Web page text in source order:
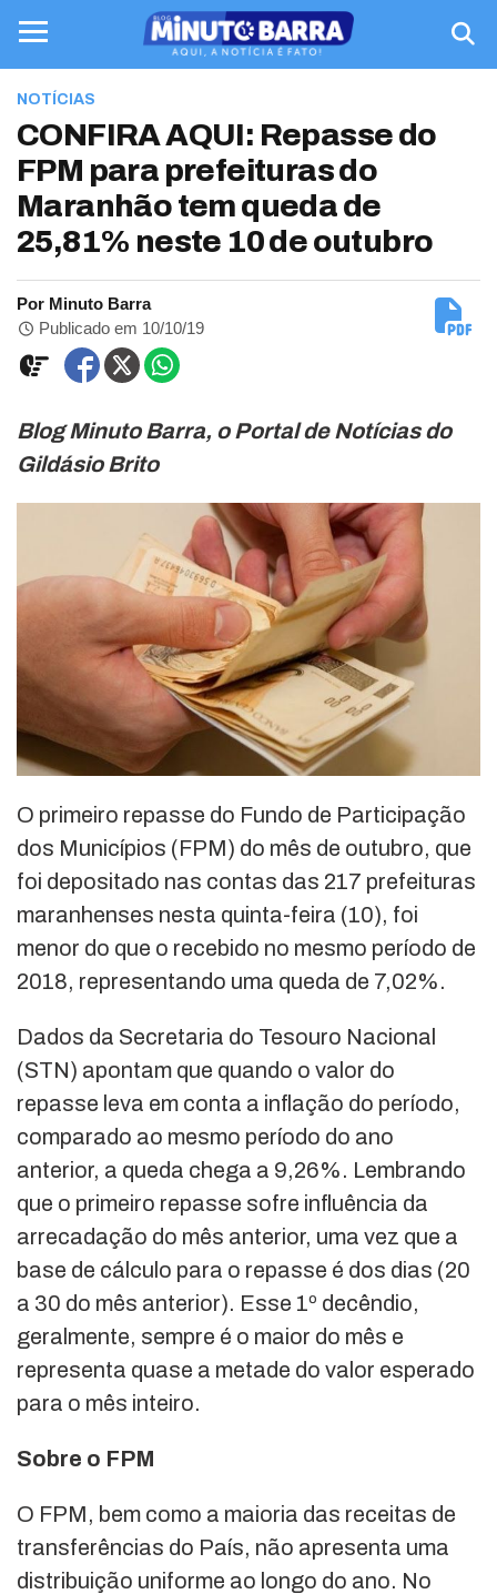
NOTÍCIAS
CONFIRA AQUI: Repasse do
FPM para prefeituras do
Maranhão tem queda de
25,81% neste 10 de outubro
Por Minuto Barra
Publicado em 10/10/19
Blog Minuto Barra, o Portal de Notícias do
Gildásio Brito
O primeiro repasse do Fundo de Participação
dos Municípios (FPM) do mês de outubro, que
foi depositado nas contas das 217 prefeituras
maranhenses nesta quinta-feira (10), foi
menor do que o recebido no mesmo período de
2018, representando uma queda de 7,02%.
Dados da Secretaria do Tesouro Nacional
(STN) apontam que quando o valor do
repasse leva em conta a inflação do período,
comparado ao mesmo período do ano
anterior, a queda chega a 9,26%. Lembrando
que o primeiro repasse sofre influência da
arrecadação do mês anterior, uma vez que a
base de cálculo para o repasse é dos dias (20
a 30 do mês anterior). Esse 1º decêndio,
geralmente, sempre é o maior do mês e
representa quase a metade do valor esperado
para o mês inteiro.
Sobre o FPM
O FPM, bem como a maioria das receitas de
transferências do País, não apresenta uma
distribuição uniforme ao longo do ano. No